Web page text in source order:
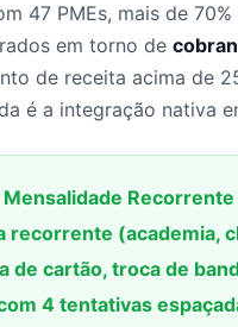
47 PMEs, mais de
em torno de
de receita acima de
é a integração nativa
(academia,
cartão, troca de
4 tentativas